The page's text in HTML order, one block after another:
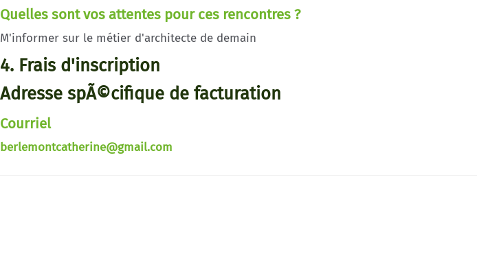
Quelles sont vos attentes pour ces rencontres ?
M'informer sur le métier d'architecte de demain
4. Frais d'inscription
Adresse spÃ©cifique de facturation
Courriel
berlemontcatherine@gmail.com